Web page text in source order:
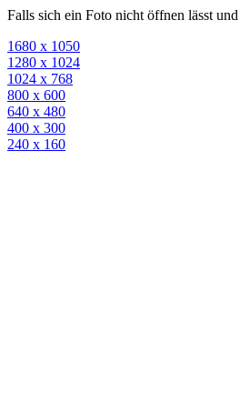
Falls sich ein Foto nicht öffnen lässt
1680 x 1050
1280 x 1024
1024 x 768
800 x 600
640 x 480
400 x 300
240 x 160